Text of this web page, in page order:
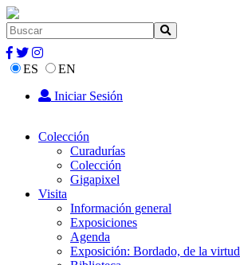
ES
EN
Iniciar Sesión
Colección
Curadurías
Colección
Gigapixel
Visita
Información general
Exposiciones
Agenda
Exposición: Bordado, de la virtud